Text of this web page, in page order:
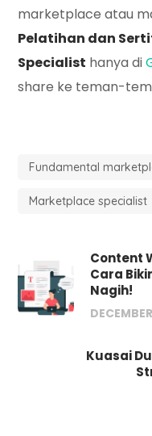
marketplace atau
Pelatihan dan
Specialist hanya di
share ke teman-
Fundamental
Marketplace specialist
Content
Cara
Nagih!
Kuasai